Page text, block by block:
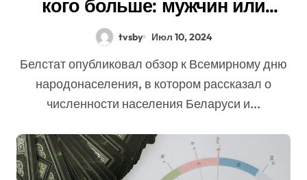
кого больше: мужчин или
женщин?
tvsby Июл 10, 2024
Белстат опубликовал обзор к Всемирному дню
народонаселения, в котором рассказал о
численности населения Беларуси и...